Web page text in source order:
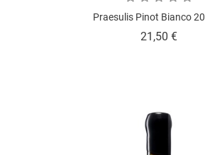
Praesulis Pinot Bianco
21,50 €Prezzo